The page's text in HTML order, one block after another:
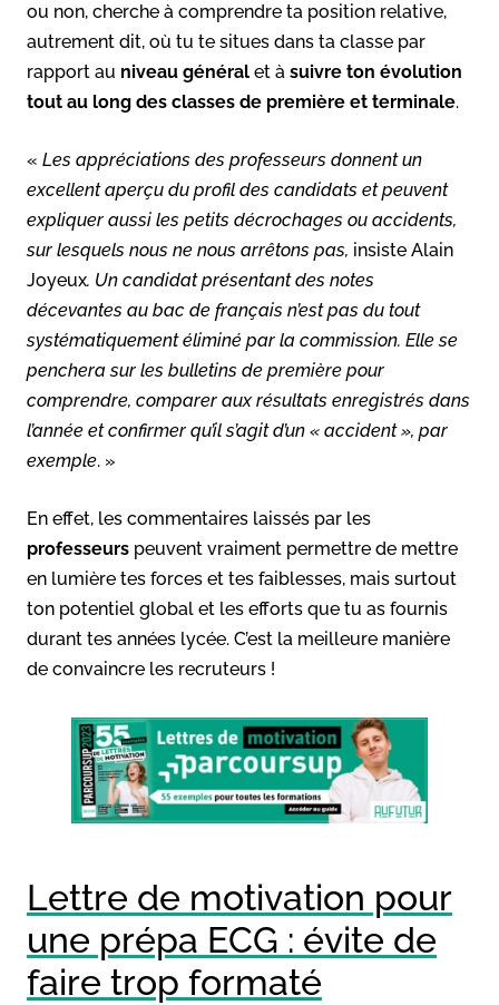
ou non, cherche à comprendre ta position relative,
autrement dit, où tu te situes dans ta classe par
rapport au niveau général et à suivre ton évolution
tout au long des classes de première et terminale.
« Les appréciations des professeurs donnent un
excellent aperçu du profil des candidats et peuvent
expliquer aussi les petits décrochages ou accidents,
sur lesquels nous ne nous arrêtons pas, insiste Alain
Joyeux. Un candidat présentant des notes
décevantes au bac de français n’est pas du tout
systématiquement éliminé par la commission. Elle se
penchera sur les bulletins de première pour
comprendre, comparer aux résultats enregistrés dans
l’année et confirmer qu’il s’agit d’un « accident », par
exemple. »
En effet, les commentaires laissés par les
professeurs peuvent vraiment permettre de mettre
en lumière tes forces et tes faiblesses, mais surtout
ton potentiel global et les efforts que tu as fournis
durant tes années lycée. C’est la meilleure manière
de convaincre les recruteurs !
Lettre de motivation pour
une prépa ECG : évite de
faire trop formaté